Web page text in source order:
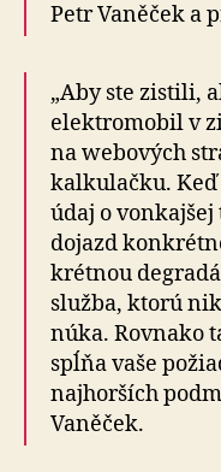
Petr Vaněček a
„Aby ste zistili,
elektromobil v
na we­bo­vých
kalkulačku.
údaj o
dojazd
krét­nou
služba, ktorú
nú­ka. Rov­na­ko
spĺňa vaše
naj­hor­ších
Vaněček.